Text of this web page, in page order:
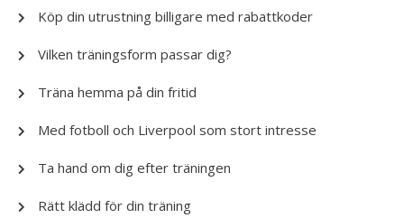
Köp din utrustning billigare med rabattkoder
Vilken träningsform passar dig?
Träna hemma på din fritid
Med fotboll och Liverpool som stort intresse
Ta hand om dig efter träningen
Rätt klädd för din träning